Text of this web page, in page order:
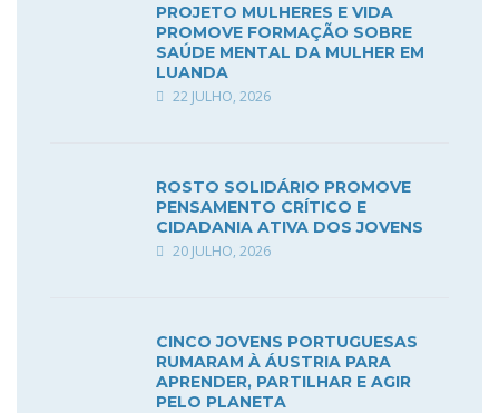
PROJETO MULHERES E VIDA
PROMOVE FORMAÇÃO SOBRE
SAÚDE MENTAL DA MULHER EM
LUANDA
22 JULHO, 2026
ROSTO SOLIDÁRIO PROMOVE
PENSAMENTO CRÍTICO E
CIDADANIA ATIVA DOS JOVENS
20 JULHO, 2026
CINCO JOVENS PORTUGUESAS
RUMARAM À ÁUSTRIA PARA
APRENDER, PARTILHAR E AGIR
PELO PLANETA